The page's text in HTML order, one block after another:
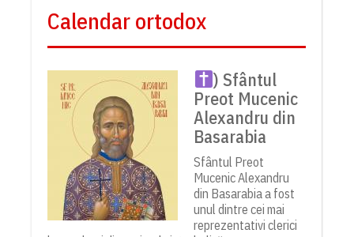
Calendar ortodox
) Sfântul
Preot Mucenic
Alexandru din
Basarabia
Sfântul Preot
Mucenic Alexandru
din Basarabia a fost
unul dintre cei mai
reprezentativi clerici